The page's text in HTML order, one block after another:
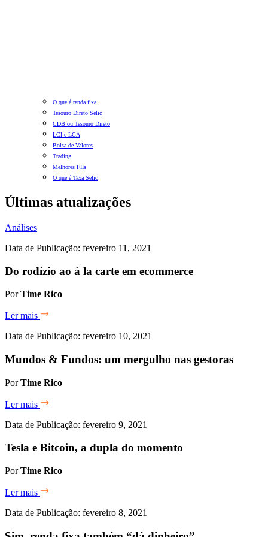
O que é renda fixa
Tesouro Direto Selic
CDB ou Tesouro Direto
LCI e LCA
Bolsa de Valores
Trading
Melhores FIIs
O que é Taxa Selic
Últimas atualizações
Análises
Data de Publicação: fevereiro 11, 2021
Do rodízio ao à la carte em ecommerce
PorTime Rico
Ler mais
Data de Publicação: fevereiro 10, 2021
Mundos & Fundos: um mergulho nas gestoras
PorTime Rico
Ler mais
Data de Publicação: fevereiro 9, 2021
Tesla e Bitcoin, a dupla do momento
PorTime Rico
Ler mais
Data de Publicação: fevereiro 8, 2021